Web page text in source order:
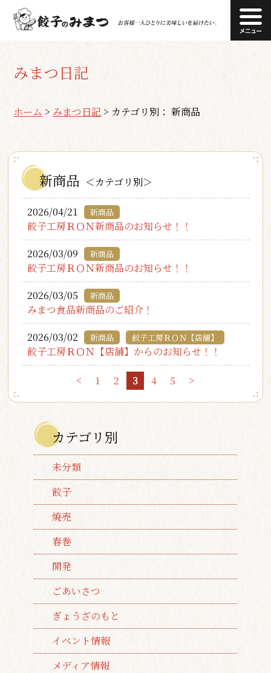
みまつ日記
ホーム > みまつ日記 > カテゴリ別： 新商品
新商品 ＜カテゴリ別＞
2026/04/21 新商品
餃子工房ＲＯＮ新商品のお知らせ！！
2026/03/09
新商品
餃子工房ＲＯＮ新商品のお知らせ！！
2026/03/05
新商品
みまつ食品新商品のご紹介！
2026/03/02
新商品 餃子工房ＲＯＮ【店舗】
餃子工房ＲＯＮ【店舗】からのお知らせ！！
< 1 2 3 4 5 >
カテゴリ別
未分類
餃子
焼売
春巻
開発
ごあいさつ
ぎょうざのもと
イベント情報
メディア情報